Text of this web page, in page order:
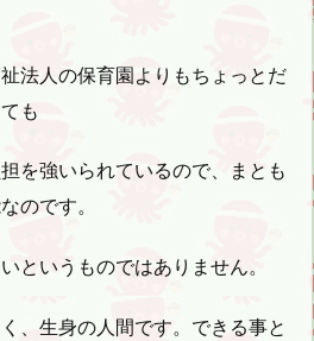
法人の保育園よりもちょっとだ
も
を強いられているので、まとも
のです。
というものではありません。
、生身の人間です。できる事と